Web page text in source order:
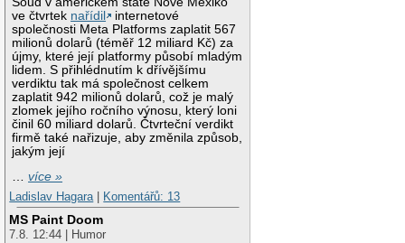
ve čtvrtek nařídil
internetové
společnosti Meta Platforms zaplatit 567
milionů dolarů (téměř 12 miliard Kč) za
újmy, které její platformy působí mladým
lidem. S přihlédnutím k dřívějšímu
verdiktu tak má společnost celkem
zaplatit 942 milionů dolarů, což je malý
zlomek jejího ročního výnosu, který loni
činil 60 miliard dolarů. Čtvrteční verdikt
firmě také nařizuje, aby změnila způsob,
jakým její
…více »
Ladislav Hagara
Komentářů: 13
MS Paint Doom
7.8. 12:44 | Humor